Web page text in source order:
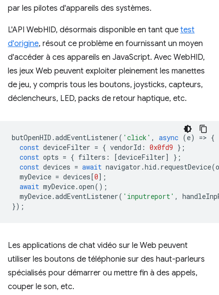
par les pilotes d'appareils des systèmes.
L'API WebHID, désormais disponible en tant que test
d'origine, résout ce problème en fournissant un moyen
d'accéder à ces appareils en JavaScript. Avec WebHID,
les jeux Web peuvent exploiter pleinement les manettes
de jeu, y compris tous les boutons, joysticks, capteurs,
déclencheurs, LED, packs de retour haptique, etc.
butOpenHID .addEventListener( 'click' , async (e) => {
const deviceFilter = { vendorId : 0x0fd9 };
const opts = { filters : [deviceFilter]
};
const devices = await navigator .hid . requestDevice(
myDevice = devices[0];
await myDevice.open();
myDevice.addEventListener( 'inputreport' ,
});
Les applications de chat vidéo sur le Web peuvent
utiliser les boutons de téléphonie sur des haut-parleurs
spécialisés pour démarrer ou mettre fin à des appels,
couper le son, etc.